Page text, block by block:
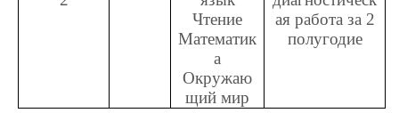
Чтение
Математик
а
Окружаю
щий мир
ая работа за 2
полугодие